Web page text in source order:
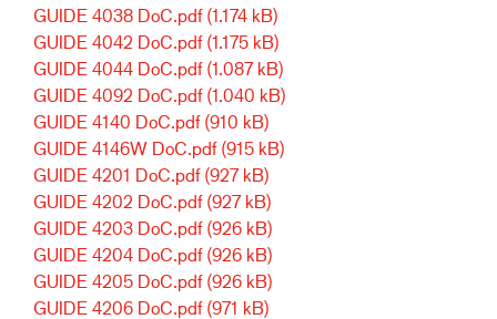
GUIDE 4038 DoC.pdf (1.174 kB)
GUIDE 4042 DoC.pdf (1.175 kB)
GUIDE 4044 DoC.pdf (1.087 kB)
GUIDE 4092 DoC.pdf (1.040 kB)
GUIDE 4140 DoC.pdf (910 kB)
GUIDE 4146W DoC.pdf (915 kB)
GUIDE 4201 DoC.pdf (927 kB)
GUIDE 4202 DoC.pdf (927 kB)
GUIDE 4203 DoC.pdf (926 kB)
GUIDE 4204 DoC.pdf (926 kB)
GUIDE 4205 DoC.pdf (926 kB)
GUIDE 4206 DoC.pdf (971 kB)